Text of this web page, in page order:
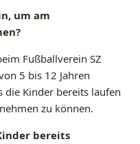
um am
Fußballverein SZ
5 bis 12 Jahren
die Kinder bereits laufen
zu können.
bereits